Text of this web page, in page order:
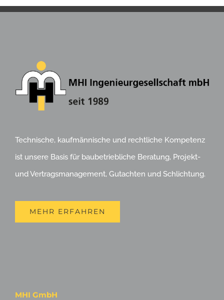
Technische, kaufmännische und rechtliche Kompetenz
ist unsere Basis für baubetriebliche Beratung, Projekt-
und Vertragsmanagement, Gutachten und Schlichtung.
MEHR ERFAHREN
MHI GmbH